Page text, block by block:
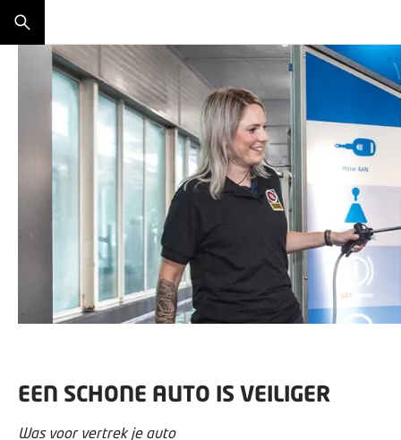
EEN SCHONE AUTO IS VEILIGER
Was voor vertrek je auto